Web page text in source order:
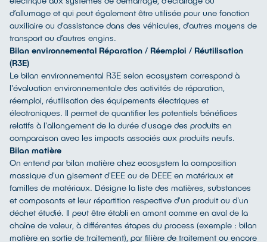
d’allumage et qui peut également être utilisée pour une fonction
auxiliaire ou d’assistance dans des véhicules, d’autres moyens de
transport ou d’autres engins.
Bilan environnemental Réparation / Réemploi / Réutilisation
(R3E)
Le bilan environnemental R3E selon ecosystem correspond à
l'évaluation environnementale des activités de réparation,
réemploi, réutilisation des équipements électriques et
électroniques. Il permet de quantifier les potentiels bénéfices
relatifs à l'allongement de la durée d'usage des produits en
comparaison avec les impacts associés aux produits neufs.
Bilan matière
On entend par bilan matière chez ecosystem la composition
massique d'un gisement d'EEE ou de DEEE en matériaux et
familles de matériaux. Désigne la liste des matières, substances
et composants et leur répartition respective d'un produit ou d'un
déchet étudié. Il peut être établi en amont comme en aval de la
chaîne de valeur, à différentes étapes du process (exemple : bilan
matière en sortie de traitement), par filière de traitement ou encore